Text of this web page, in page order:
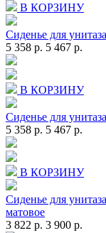
В КОРЗИНУ
Сиденье для
5 358 р. 5 467 р.
В КОРЗИНУ
Сиденье для
5 358 р. 5 467 р.
В КОРЗИНУ
Сиденье для
матовое
3 822 р. 3 900 р.